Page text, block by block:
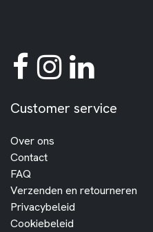
Customer service
Over ons
Contact
FAQ
Verzenden en retourneren
Privacybeleid
Cookiebeleid